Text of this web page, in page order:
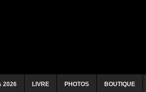
2026 LIVRE PHOTOS BOUTIQUE